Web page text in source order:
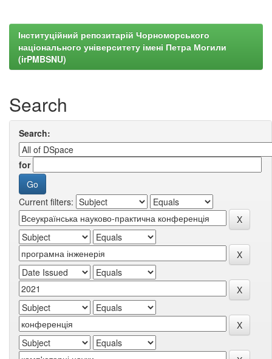
Інституційний репозитарій Чорноморського
національного університету імені Петра Могили
(irPMBSNU)
Search
Search:
for
Current filters: